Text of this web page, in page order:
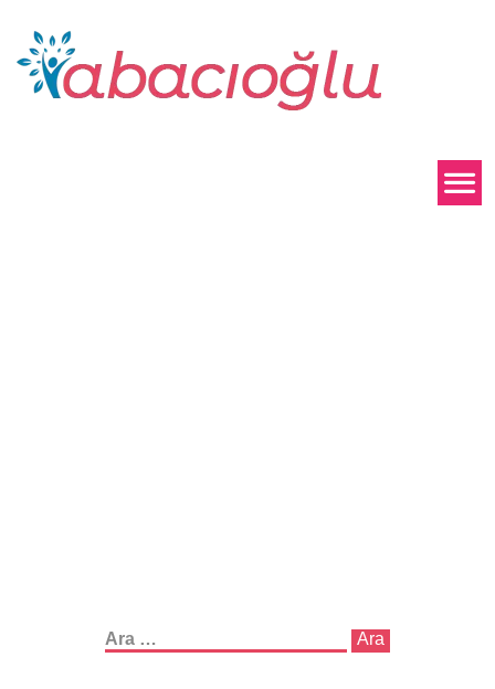
Arama: